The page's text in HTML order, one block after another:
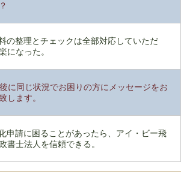
の整理とチェックは全部対応していただ
になった。
に同じ状況でお困りの方にメッセージをお
します。
申請に困ることがあったら、アイ・ビー飛
書士法人を信頼できる。